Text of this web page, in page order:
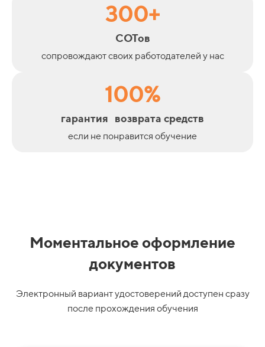
300+
СОТов
сопровождают своих работодателей у нас
100%
гарантия возврата средств
если не понравится обучение
Моментальное оформление
документов
Электронный вариант удостоверений доступен сразу
после прохождения обучения